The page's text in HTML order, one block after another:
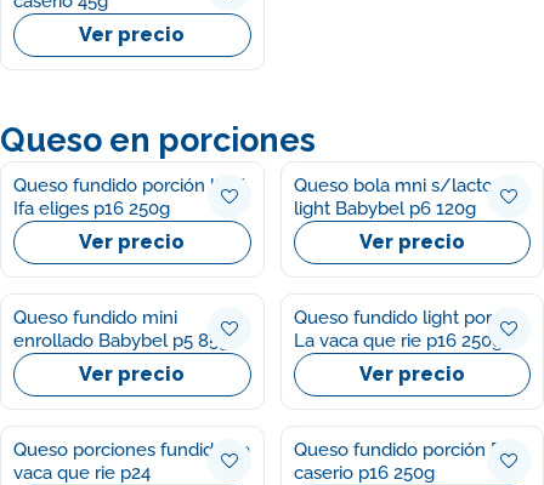
Ver precio
Queso en porciones
Queso fundido porción light
Ifa eliges p16 250g
Ver precio
Queso bola mni s/lactosa
light Babybel p6 120g
Ver precio
Queso fundido mini
enrollado Babybel p5 85g
Ver precio
Queso fundido light porción
La vaca que rie p16 250g
Ver precio
Queso porciones fundido La
vaca que rie p24
Queso fundido porción El
caserio p16 250g